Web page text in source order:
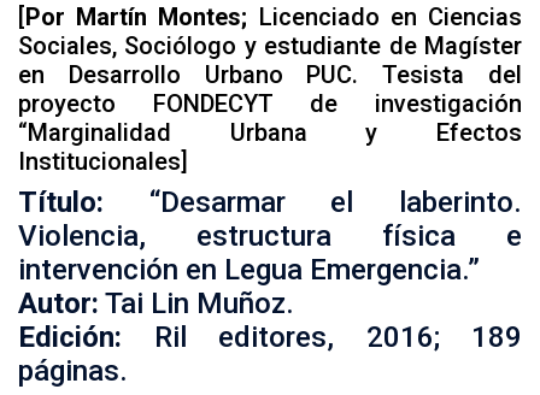
[Por Martín Montes; Licenciado en Ciencias
Sociales, Sociólogo y estudiante de Magíster
en Desarrollo Urbano PUC. Tesista del
proyecto FONDECYT de investigación
“Marginalidad Urbana y Efectos
Institucionales]
Título: “Desarmar el laberinto.
Violencia, estructura física e
intervención en Legua Emergencia.”
Autor: Tai Lin Muñoz.
Edición: Ril editores, 2016; 189
páginas.